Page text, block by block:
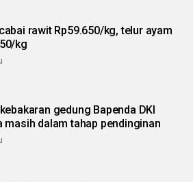
rawit Rp59.650/kg, telur ayam
kg
gedung Bapenda DKI
masih dalam tahap pendinginan